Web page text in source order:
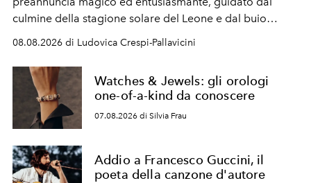
culmine della stagione solare del Leone e dal buio
favorevole della Luna nuova in Leone del 12 agosto,
ideale per la notte delle Perseidi.
08.08.2026 di Ludovica Crespi-Pallavicini
Watches & Jewels: gli orologi
one-of-a-kind da conoscere
07.08.2026 di Silvia Frau
Addio a Francesco Guccini, il
poeta della canzone d'autore